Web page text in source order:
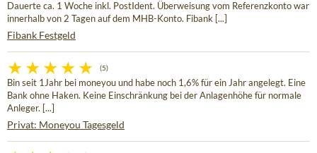
Dauerte ca. 1 Woche inkl. PostIdent. Überweisung vom Referenzkonto war
innerhalb von 2 Tagen auf dem MHB-Konto. Fibank [...]
Fibank Festgeld
(5)
Bin seit 1Jahr bei moneyou und habe noch 1,6% für ein Jahr angelegt. Eine
Bank ohne Haken. Keine Einschränkung bei der Anlagenhöhe für normale
Anleger. [...]
Privat: Moneyou Tagesgeld